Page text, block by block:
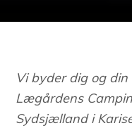
Vi byder dig og din
Lægårdens
Sydsjælland i